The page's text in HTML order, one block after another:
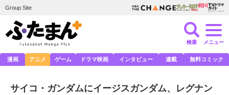
Group Site
検索 メニュー
漫画 アニメ ゲーム ドラマ映画 インタビュー 連載 無料コミック
サイコ・ガンダムにイージスガンダム、レグナン